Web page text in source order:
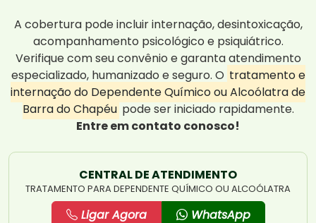
A cobertura pode incluir internação, desintoxicação,
acompanhamento psicológico e psiquiátrico.
Verifique com seu convênio e garanta atendimento
especializado, humanizado e seguro. O tratamento e
internação do Dependente Químico ou Alcoólatra de
Barra do Chapéu pode ser iniciado rapidamente.
Entre em contato conosco!
CENTRAL DE ATENDIMENTO
TRATAMENTO PARA DEPENDENTE QUÍMICO OU ALCOÓLATRA
Ligar Agora WhatsApp